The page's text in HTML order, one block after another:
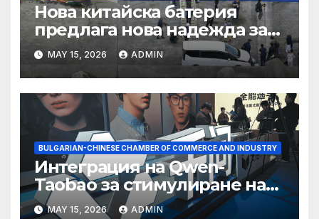
Нова китайска батерия
предлага нова надежда за
съхранение на водород
MAY 15, 2026 ADMIN
BULGARIAN-CHINESE CHAMBER OF COMMERCE AND INDUSTRY
Интеграция на Qwen-
Taobao за стимулиране на
пазаруването 618
MAY 15, 2026 ADMIN